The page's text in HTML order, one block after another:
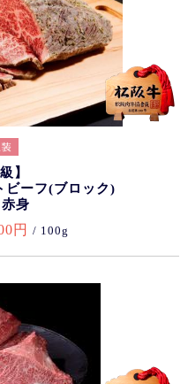
】
ビーフ(ブロック)
身
円 / 100g